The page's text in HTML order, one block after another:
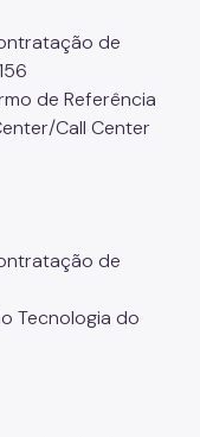
de
de Referência
Call Center
de
Tecnologia do